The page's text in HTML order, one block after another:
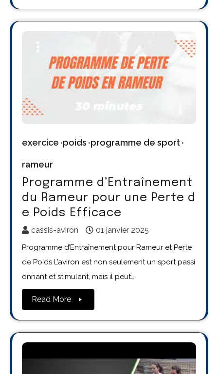
exercice poids programme de sport
rameur
Programme d’Entraînement
du Rameur pour une Perte d
e Poids Efficace
cassis-aviron 01 janvier 2025
Programme d’Entraînement pour Rameur et Perte
de Poids L’aviron est non seulement un sport passi
onnant et stimulant, mais il peut…
Read More